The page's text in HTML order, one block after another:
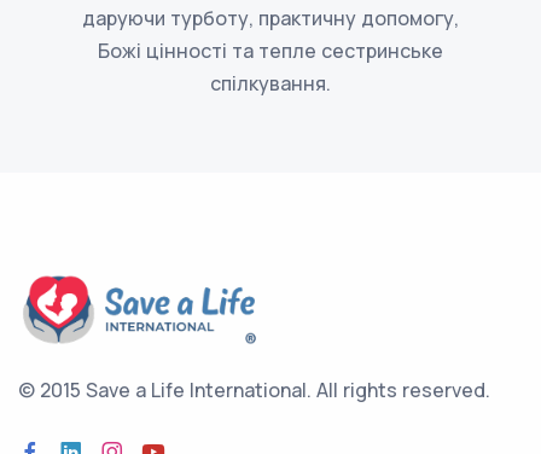
даруючи турботу, практичну допомогу,
Божі цінності та тепле сестринське
спілкування.
© 2015 Save a Life International. All rights reserved.